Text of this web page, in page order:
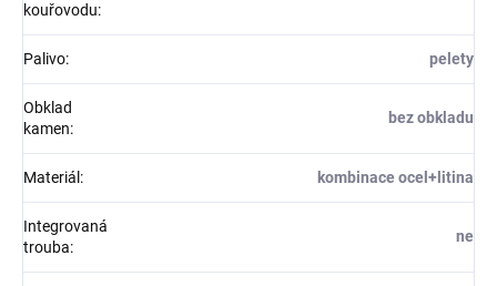
kouřovodu:
Palivo: pelety
Obklad
kamen:
bez obkladu
Materiál : kombinace ocel+litina
Integrovaná
trouba:
ne